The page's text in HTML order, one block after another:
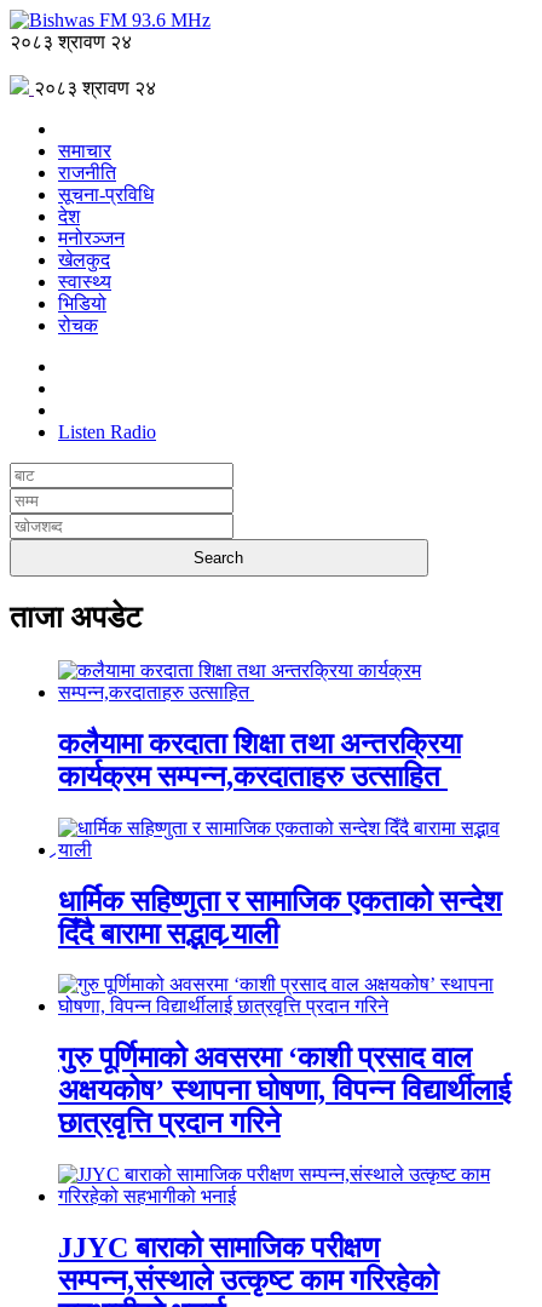
२०८३ श्रावण २४
२०८३ श्रावण २४
समाचार
राजनीति
सूचना-प्रविधि
देश
मनोरञ्जन
खेलकुद
स्वास्थ्य
भिडियो
रोचक
Listen Radio
ताजा अपडेट
कलैयामा करदाता शिक्षा तथा अन्तरक्रिया
कार्यक्रम सम्पन्न,करदाताहरु उत्साहित
धार्मिक सहिष्णुता र सामाजिक एकताको सन्देश
दिँदै बारामा सद्भाव र्‍याली
गुरु पूर्णिमाको अवसरमा ‘काशी प्रसाद वाल
अक्षयकोष’ स्थापना घोषणा, विपन्न विद्यार्थीलाई
छात्रवृत्ति प्रदान गरिने
JJYC बाराको सामाजिक परीक्षण
सम्पन्न,संस्थाले उत्कृष्ट काम गरिरहेको